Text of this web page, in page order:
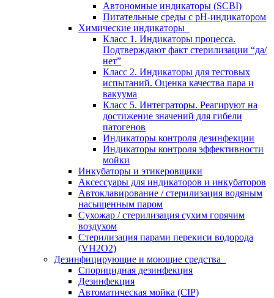
Автономные индикаторы (SCBI)
Питательные среды с рН-индикатором
Химические индикаторы
Класс 1. Индикаторы процесса.
Подтверждают факт стерилизации “да/
нет”
Класс 2. Индикаторы для тестовых
испытаний. Оценка качества пара и
вакуума
Класс 5. Интеграторы. Реагируют на
достижение значений для гибели
патогенов
Индикаторы контроля дезинфекции
Индикаторы контроля эффективности
мойки
Инкубаторы и этикеровщики
Аксессуары для индикаторов и инкубаторов
Автоклавирование / стерилизация водяным
насыщенным паром
Сухожар / стерилизация сухим горячим
воздухом
Стерилизация парами перекиси водорода
(VH2O2)
Дезинфицирующие и моющие средства
Спорицидная дезинфекция
Дезинфекция
Автоматическая мойка (CIP)